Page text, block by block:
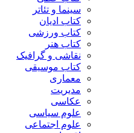
سینما و تئاتر
کتاب ادیان
کتاب ورزشی
کتاب هنر
نقاشی و گرافیک
کتاب موسیقی
معماری
مدیریت
عکاسی
علوم سیاسی
علوم اجتماعی